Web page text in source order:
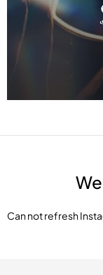
Can not refresh